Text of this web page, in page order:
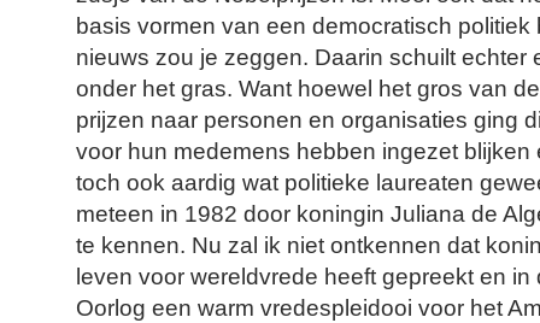
basis vormen van een democratisch
nieuws zou je zeggen. Daarin schuilt echter
onder het gras. Want hoewel het gros van
prijzen naar personen en organisaties ging
voor hun medemens hebben ingezet blijken
toch ook aardig wat politieke laureaten
meteen in 1982 door koningin Juliana de
te kennen. Nu zal ik niet ontkennen dat
leven voor wereldvrede heeft gepreekt en
Oorlog een warm vredespleidooi voor het